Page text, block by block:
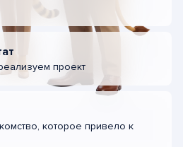
проект
которое привело к